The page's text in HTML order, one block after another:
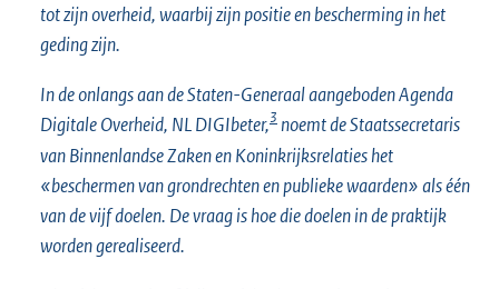
tot zijn overheid, waarbij zijn positie en bescherming in het
geding zijn.
In de onlangs aan de Staten-Generaal aangeboden Agenda
Digitale Overheid, NL DIGIbeter,3 noemt de Staatssecretaris
van Binnenlandse Zaken en Koninkrijksrelaties het
«beschermen van grondrechten en publieke waarden» als één
van de vijf doelen. De vraag is hoe die doelen in de praktijk
worden gerealiseerd.